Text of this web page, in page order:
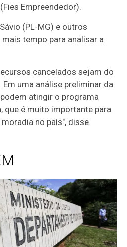
Empreendedor).
(PL-MG) e outros
tempo para analisar a
cancelados sejam do
uma análise preliminar da
atingir o programa
que é muito importante para
no país", disse.